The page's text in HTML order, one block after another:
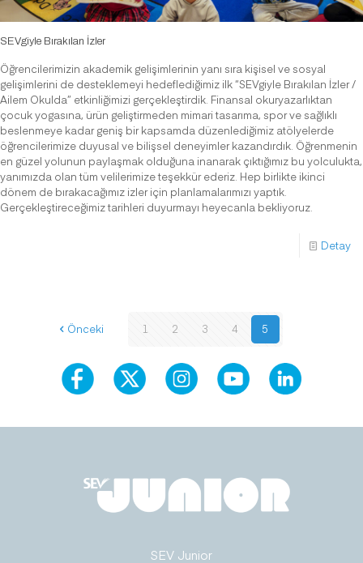
SEVgiyle Bırakılan İzler
Öğrencilerimizin akademik gelişimlerinin yanı sıra kişisel ve sosyal
gelişimlerini de desteklemeyi hedeflediğimiz ilk “SEVgiyle Bırakılan İzler /
Ailem Okulda” etkinliğimizi gerçekleştirdik. Finansal okuryazarlıktan
çocuk yogasına, ürün geliştirmeden mimari tasarıma, spor ve sağlıklı
beslenmeye kadar geniş bir kapsamda düzenlediğimiz atölyelerde
öğrencilerimize duyusal ve bilişsel deneyimler kazandırdık. Öğrenmenin
en güzel yolunun paylaşmak olduğuna inanarak çıktığımız bu yolculukta,
yanımızda olan tüm velilerimize teşekkür ederiz. Hep birlikte ikinci
dönem de bırakacağımız izler için planlamalarımızı yaptık.
Gerçekleştireceğimiz tarihleri duyurmayı heyecanla bekliyoruz.
Detay
Önceki 1 2 3 4 5
SEV Junior